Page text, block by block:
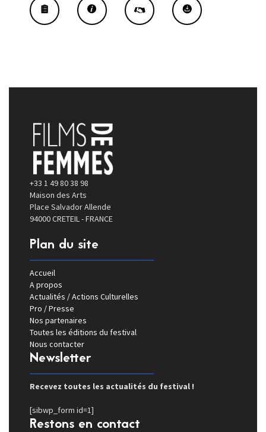
+33 1 49 80 38 98
Maison des Arts
Place Salvador Allende
94000 CRETEIL - FRANCE
Plan du site
Accueil
A propos
Actualités / Actions Culturelles
Pro / Presse
Nos partenaires
Toutes les éditions du festival
Nous contacter
Newsletter
Recevez toutes les actualités du festival !
[sibwp_form id=1]
Restons en contact